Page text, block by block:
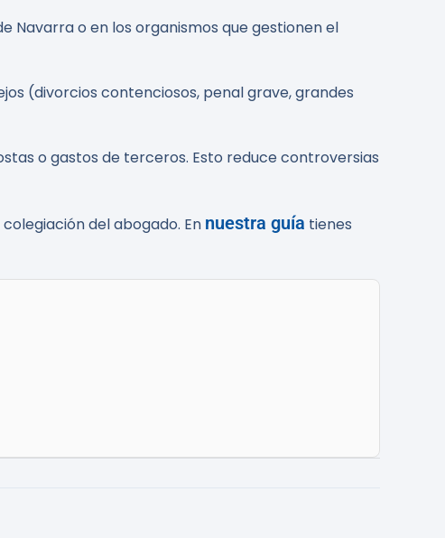
Navarra o en los organismos que gestionen el
(divorcios contenciosos, penal grave, grandes
o gastos de terceros. Esto reduce controversias
del abogado. En nuestra guía tienes